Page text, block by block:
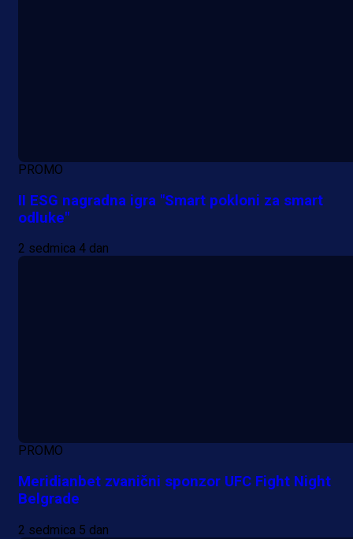
PROMO
II ESG nagradna igra "Smart pokloni za smart
odluke"
2 sedmica 4 dan
PROMO
Meridianbet zvanični sponzor UFC Fight Night
Belgrade
2 sedmica 5 dan